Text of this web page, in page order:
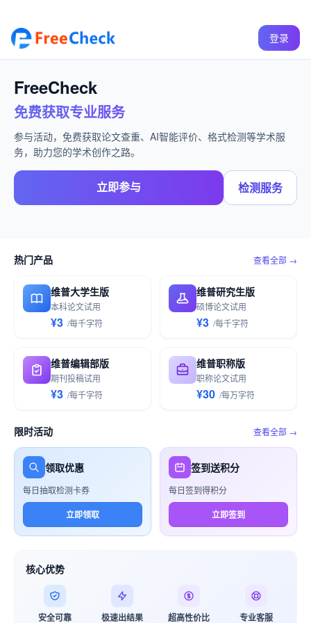
登录
FreeCheck
免费获取专业服务
参与活动，免费获取论文查重、AI智能评价、格式检测等学术服
务，助力您的学术创作之路。
立即参与 检测服务
热门产品 查看全部 →
维普大学生版
本科论文试用
¥3 /每千字符
维普研究生版
硕博论文试用
¥3 /每千字符
维普编辑部版
期刊投稿试用
¥3 /每千字符
维普职称版
职称论文试用
¥30 /每万字符
限时活动 查看全部 →
领取优惠
每日抽取检测卡券
立即领取
签到送积分
每日签到得积分
立即签到
核心优势
安全可靠 极速出结果 超高性价比 专业客服